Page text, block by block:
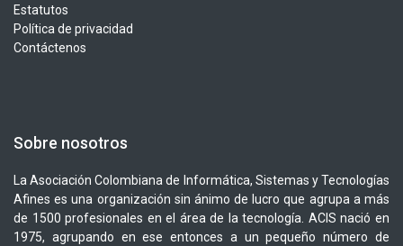
Estatutos
Política de privacidad
Contáctenos
Sobre nosotros
La Asociación Colombiana de Informática, Sistemas y Tecnologías
Afines es una organización sin ánimo de lucro que agrupa a más
de 1500 profesionales en el área de la tecnología. ACIS nació en
1975, agrupando en ese entonces a un pequeño número de